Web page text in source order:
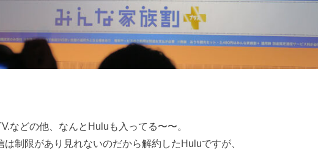
などの他、なんとHuluも入ってる〜〜。
は制限があり見れないのだから解約したHuluですが、